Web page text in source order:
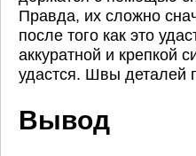
Правда, их сложно
после того как это
аккуратной и крепкой
удастся. Швы деталей
Вывод